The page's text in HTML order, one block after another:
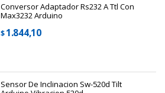
Conversor Adaptador Rs232 A Ttl Con
Max3232 Arduino
$1.844,10
Sensor De Inclinacion Sw-520d Tilt